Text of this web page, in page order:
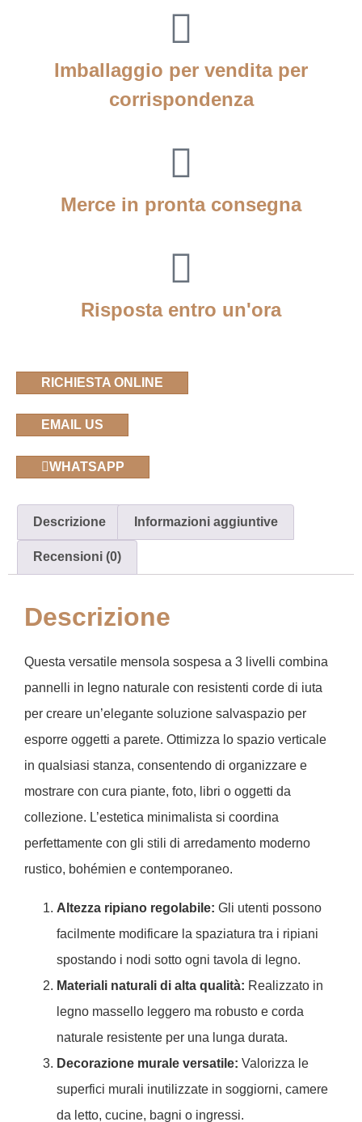
Imballaggio per vendita per
corrispondenza
Merce in pronta consegna
Risposta entro un'ora
RICHIESTA ONLINE
EMAIL US
WHATSAPP
Descrizione Informazioni aggiuntive
Recensioni (0)
Descrizione
Questa versatile mensola sospesa a 3 livelli combina
pannelli in legno naturale con resistenti corde di iuta
per creare un’elegante soluzione salvaspazio per
esporre oggetti a parete. Ottimizza lo spazio verticale
in qualsiasi stanza, consentendo di organizzare e
mostrare con cura piante, foto, libri o oggetti da
collezione. L’estetica minimalista si coordina
perfettamente con gli stili di arredamento moderno
rustico, bohémien e contemporaneo.
Altezza ripiano regolabile: Gli utenti possono
facilmente modificare la spaziatura tra i ripiani
spostando i nodi sotto ogni tavola di legno.
Materiali naturali di alta qualità: Realizzato in
legno massello leggero ma robusto e corda
naturale resistente per una lunga durata.
Decorazione murale versatile: Valorizza le
superfici murali inutilizzate in soggiorni, camere
da letto, cucine, bagni o ingressi.